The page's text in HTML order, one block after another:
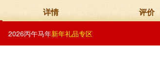
详情 评价
2026丙午马年新年礼品专区